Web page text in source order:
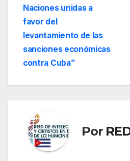
Naciones unidas a
favor del
levantamiento de las
sanciones económicas
contra Cuba”
Por